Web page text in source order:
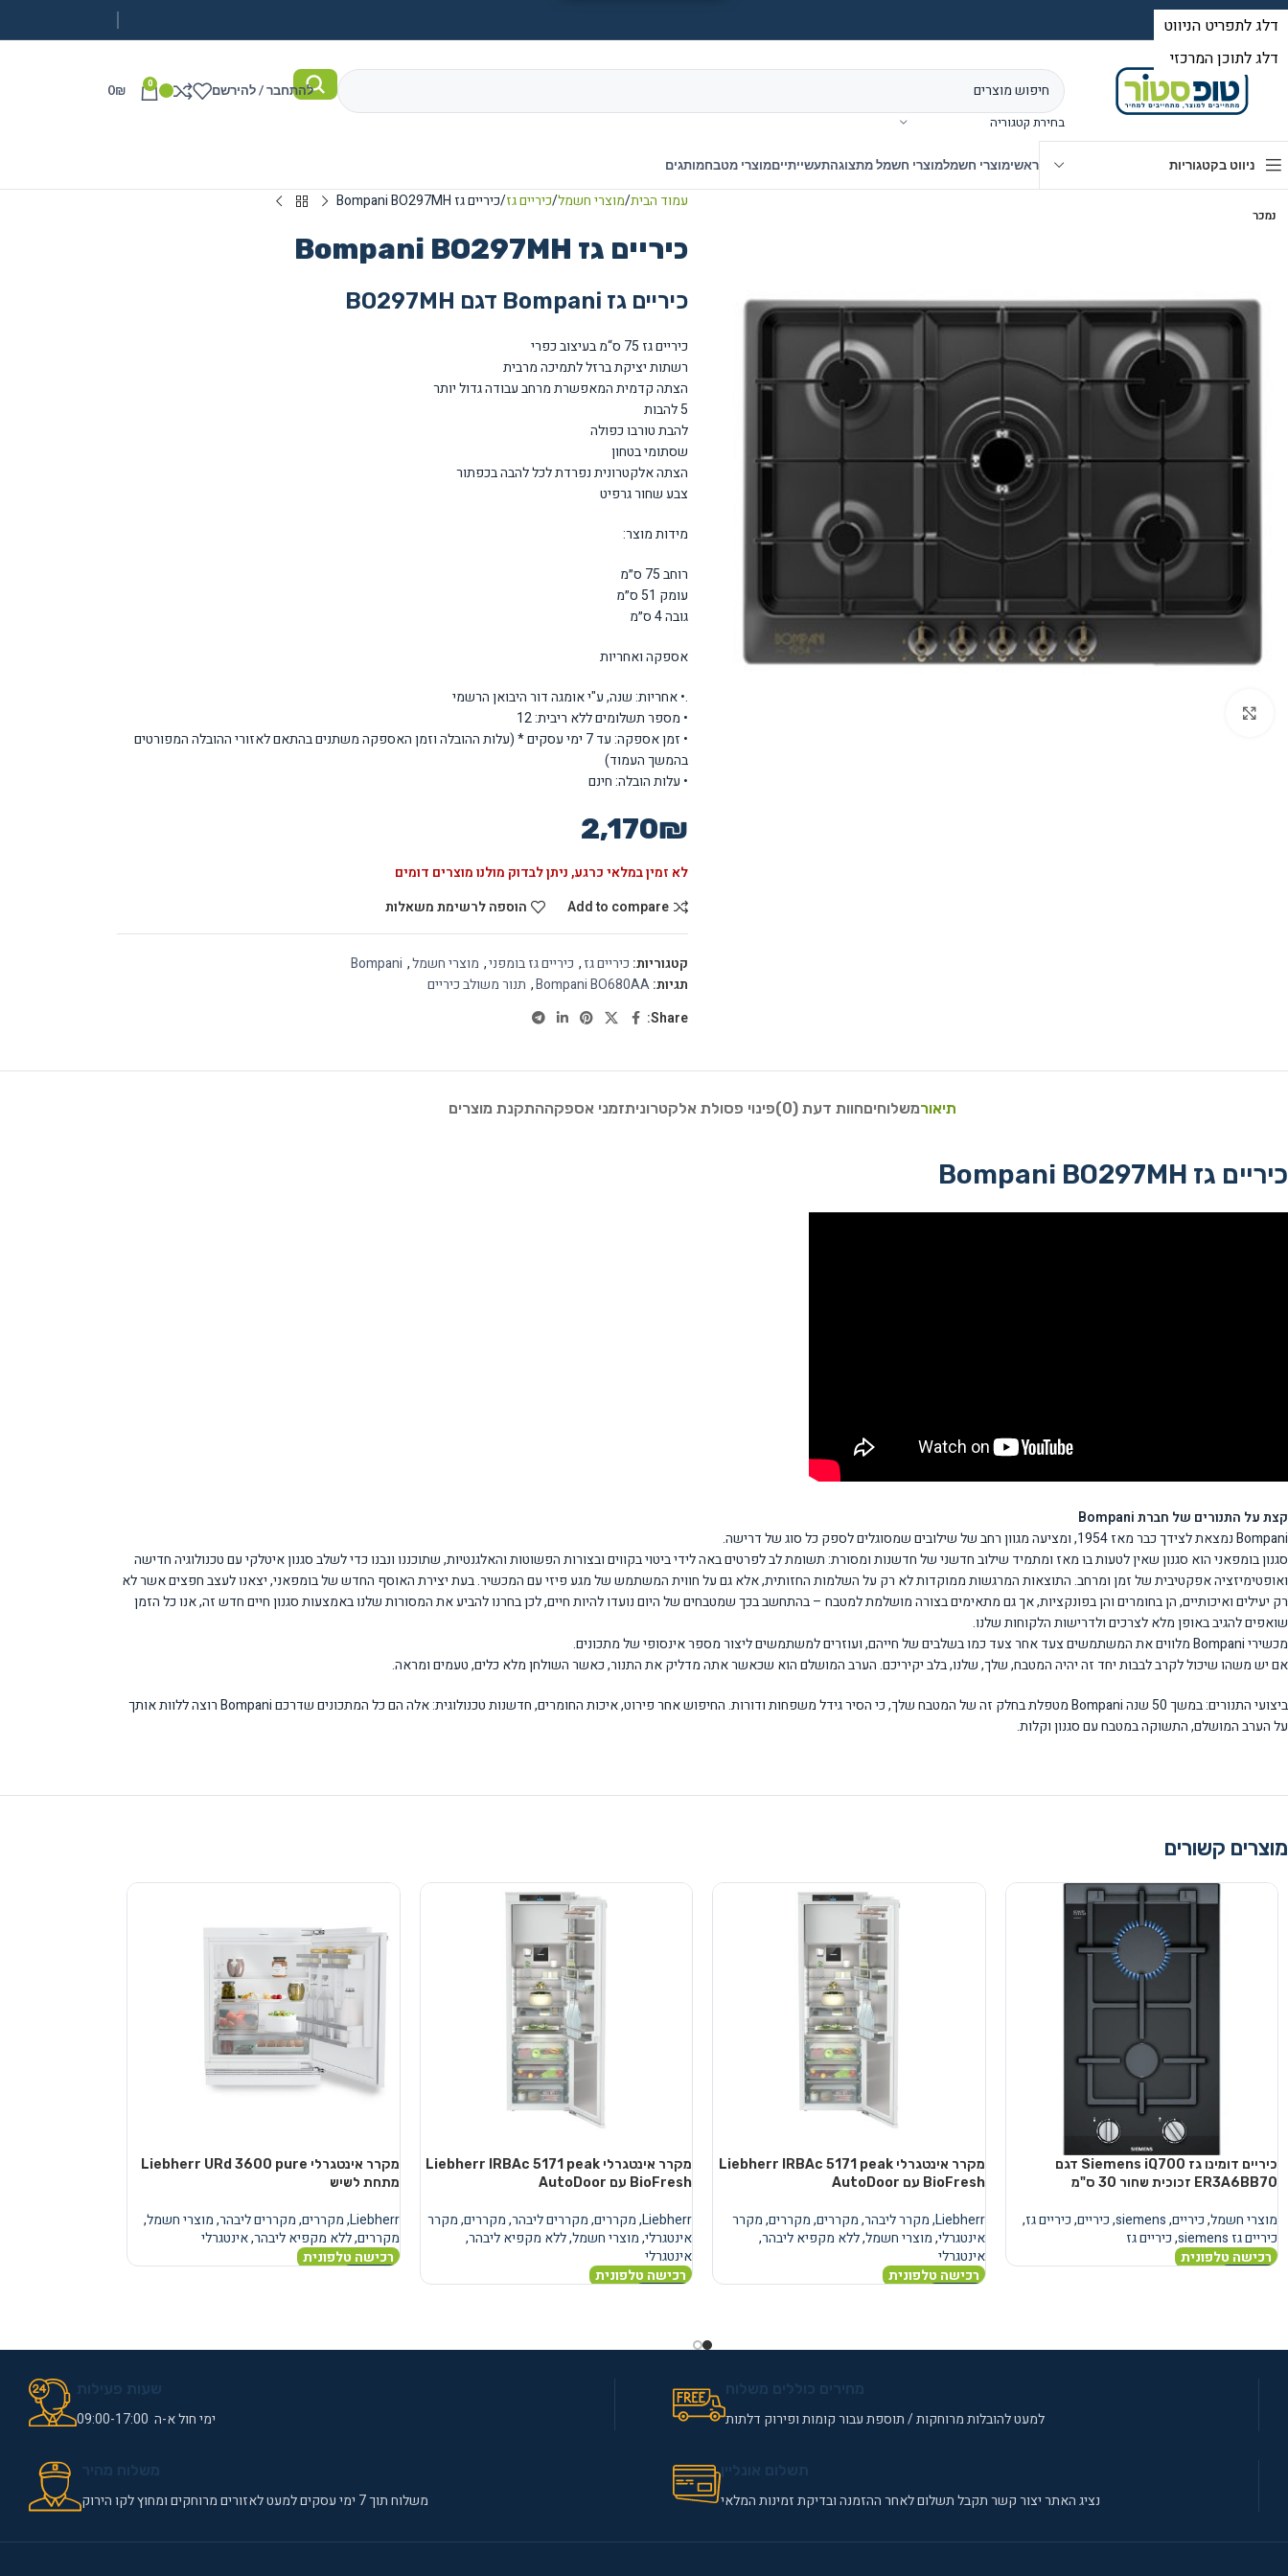
בחירת קטגוריה
להתחבר / להירשם 0
0₪
ניווט בקטגוריות ראשימוצרי חשמלמוצרי חשמל מתצוגהתעשייתייםמוצרי מטבחמותגים
נמכר
עמוד הבית מוצרי חשמל כיריים גז כיריים גז Bompani BO297MH
כיריים גז Bompani BO297MH
כיריים גז Bompani דגם BO297MH
כיריים גז 75 ס“מ בעיצוב כפרי
רשתות יציקת ברזל לתמיכה מרבית
הצתה קדמית המאפשרת מרחב עבודה גדול יותר
5 להבות
להבת טורבו כפולה
שסתומי בטחון
הצתה אלקטרונית נפרדת לכל להבה בכפתור
צבע שחור גרפיט
מידות מוצר:
רוחב 75 ס״מ
עומק 51 ס״מ
גובה 4 ס״מ
אספקה ואחריות
.• אחריות: שנה, ע"י אומגה דור היבואן הרשמי
• מספר תשלומים ללא ריבית: 12
• זמן אספקה: עד 7 ימי עסקים * (עלות ההובלה וזמן האספקה משתנים בהתאם לאזורי ההובלה המפורטים
בהמשך העמוד)
• עלות הובלה: חינם
2,170₪
לא זמין במלאי כרגע, ניתן לבדוק מולנו מוצרים דומים
Add to compare
הוספה לרשימת משאלות
קטגוריות: כיריים גז, כיריים גז בומפני, מוצרי חשמל,
Bompani
תגיות:Bompani BO680AA
, תנור משולב כיריים
Share:
תיאורמשלוחיםחוות דעת (0) פינוי פסולת אלקטרוניתזמני אספקההתקנת מוצרים
‏כיריים גז Bompani BO297MH
קצת על התנורים של חברת Bompani
Bompani נמצאת לצידך כבר מאז 1954, ומציעה מגוון רחב של שילובים שמסוגלים לספק כל סוג של דרישה.
סגנון בומפאני הוא סגנון שאין לטעות בו מאז ומתמיד שילוב חדשני של חדשנות ומסורת: תשומת לב לפרטים באה לידי ביטוי בקווים ובצורות הפשוטות והאלגנטיות, שתוכננו ונבנו כדי לשלב סגנון איטלקי עם טכנולוגיה חדישה
ואופטימיזציה אפקטיבית של זמן ומרחב. התוצאות המרגשות ממוקדות לא רק על השלמות החזותית, אלא גם על חווית המשתמש של מגע פיזי עם המכשיר. בעת יצירת האוסף החדש של בומפאני, יצאנו לעצב חפצים אשר לא
רק יעילים ואיכותיים, הן בחומרים והן בפונקציות, אך גם מתאימים בצורה מושלמת למטבח – בהתחשב בכך שמטבחים של היום נועדו להיות חיים, לכן בחרנו להביע את המסורות שלנו באמצעות סגנון חיים חדש זה, אנו כל הזמן
שואפים להגיב באופן מלא לצרכים ולדרישות הלקוחות שלנו.
מכשירי Bompani מלווים את המשתמשים צעד אחר צעד כמו בשלבים של חייהם, ועוזרים למשתמשים ליצור מספר אינסופי של מתכונים.
אם יש משהו שיכול לקרב לבבות יחד זה יהיה המטבח, שלך, שלנו, בלב יקיריכם. הערב המושלם הוא שכאשר אתה מדליק את התנור, כאשר השולחן מלא כלים, טעמים ומראה.
ביצועי התנורים: במשך 50 שנה Bompani מטפלת בחלק זה של המטבח שלך, כי הסיר גידל משפחות ודורות. החיפוש אחר פירוט, איכות החומרים, חדשנות טכנולוגית: אלה הם כל המתכונים שדרכם Bompani רוצה ללוות אותך
על הערב המושלם, התשוקה במטבח עם סגנון וקלות.
מוצרים קשורים
כיריים דומינו גז Siemens iQ700 דגם
ER3A6BB70 זכוכית שחור 30 ס"מ
מוצרי חשמל,כיריים,
siemens
,כיריים,כיריים גז,
כיריים גז siemens
,כיריים גז
רכישה טלפונית
מקרר אינטגרלי Liebherr IRBAc 5171 peak
BioFresh עם AutoDoor
Liebherr
,מקרר ליבהר,מקררים,מקררים,מקרר
אינטגרלי,מוצרי חשמל,ללא מקפיא ליבהר,
אינטגרלי
רכישה טלפונית
מקרר אינטגרלי Liebherr IRBAc 5171 peak
BioFresh עם AutoDoor
Liebherr
,מקררים,מקררים ליבהר,מקררים,מקרר
אינטגרלי,מוצרי חשמל,ללא מקפיא ליבהר,
אינטגרלי
רכישה טלפונית
מקרר אינטגרלי Liebherr URd 3600 pure
מתחת לשיש
Liebherr
,מקררים,מקררים ליבהר,מוצרי חשמל,
מקררים,ללא מקפיא ליבהר,אינטגרלי
רכישה טלפונית
למעט להובלות מרוחקות / תוספת עבור קומות ופירוק דלתות ימי חול א-ה 09:00-17:00
נציג האתר יצור קשר תקבל תשלום לאחר ההזמנה ובדיקת זמינות המלאי משלוח תוך 7 ימי עסקים למעט לאזורים מרוחקים ומחוץ לקו הירוק